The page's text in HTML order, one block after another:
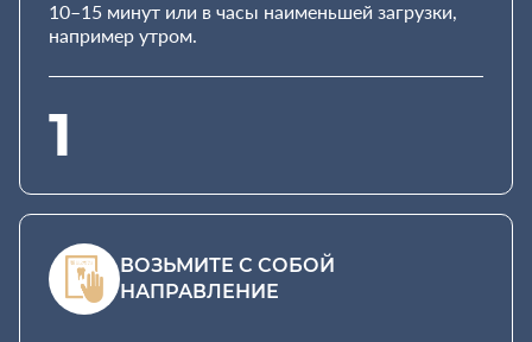
10–15 минут или в часы наименьшей загрузки,
например утром.
1
ВОЗЬМИТЕ С СОБОЙ
НАПРАВЛЕНИЕ